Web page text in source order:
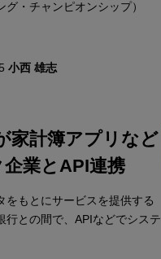
グ・チャンピオンシップ）
小西 雄志
家計簿アプリなど
業とAPI連携
をもとにサービスを提供する
行との間で、APIなどでシステ